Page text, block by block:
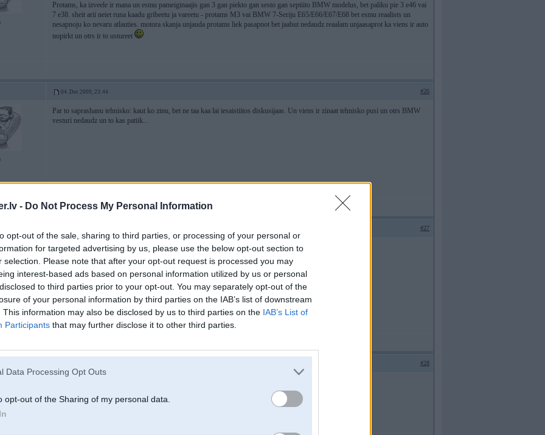
- Do Not Process My Personal Information
opt-out of the sale, sharing to third parties, or processing of your personal or
for targeted advertising by us, please use the below opt-out section to
selection. Please note that after your opt-out request is processed you may
interest-based ads based on personal information utilized by us or personal
to third parties prior to your opt-out. You may separately opt-out of the
of your personal information by third parties on the IAB’s list of downstream
This information may also be disclosed by us to third parties on the IAB’s List of
Participants that may further disclose it to other third parties.
Data Processing Opt Outs
opt-out of the Sharing of my personal data.
Protams, ka izveele ir mana un esmu pameiginaajis gan 3 gan piekto gan sesto gan septiito BMW modelus, bet paliku pie 3 e46 vai
7 e38. sheit arii neiet runa kaadu gribeetu ja vareetu - protams M3 vai BMW 7-Seriju E65/E66/E67/E68 bet esmu reaalists un
nesapnoju ko nevaru atlauties. motora skanja unjauda protams liek pasapnot bet jaabut nedaudz reaalam unjaasaprot ka viens ir auto
nopirkt un otrs ir to ustureet
04. Dec 2009, 23:44 #26
Par to saprashanu tehnisko: kaut ko zinu, bet ne taa kaa lai iesaistiitos diskusijaas. Un viens ir zinaat tehnisko pusi un otrs BMW
vesturi nedaudz un to kas patiik...
#27
E46 ir pilnigi kartingi-nēsmu braucis ar 2004 gada bet nu jebal-viedoklis subjektivais
Un 3 serija vispār nav pielidzināma 7 serijai nevienā no BMW modeļu etapiem
#28
sapakotu pedejo gadu (1993-1995+) e34 530i V8 vai 540i V8 ar manualo karbu